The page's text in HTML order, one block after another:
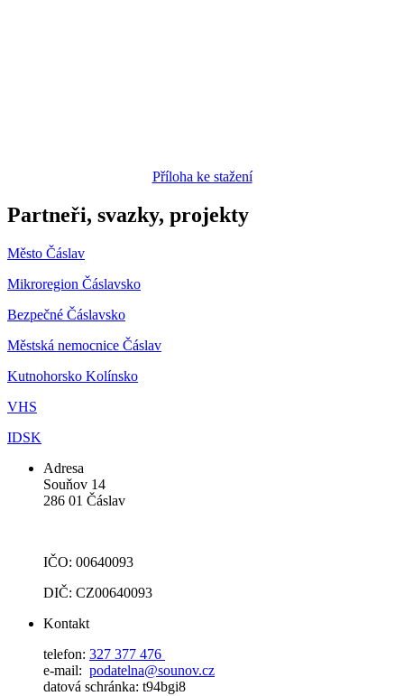
Příloha ke stažení
Partneři, svazky, projekty
Město Čáslav
Mikroregion Čáslavsko
Bezpečné Čáslavsko
Městská nemocnice Čáslav
Kutnohorsko Kolínsko
VHS
IDSK
Adresa
Souňov 14
286 01 Čáslav
IČO: 00640093
DIČ: CZ00640093
Kontakt
telefon: 327 377 476
e-mail: podatelna@sounov.cz
datová schránka: t94bgi8